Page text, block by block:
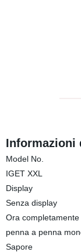
Informazioni
Model No.
IGET XXL
Display
Senza display
Ora completamente
penna a penna
Sapore